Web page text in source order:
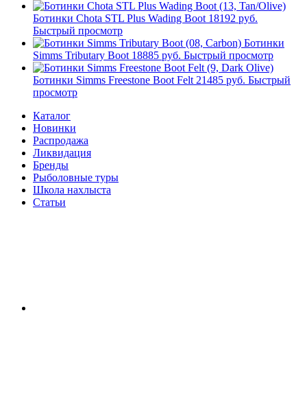
Ботинки Chota STL Plus Wading Boot 18192 руб.
Быстрый просмотр
Ботинки
Simms Tributary Boot 18885 руб. Быстрый просмотр
Ботинки Simms Freestone Boot Felt 21485 руб. Быстрый
просмотр
Каталог
Новинки
Распродажа
Ликвидация
Бренды
Рыболовные туры
Школа нахлыста
Статьи